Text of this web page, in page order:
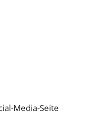
Media-Seite